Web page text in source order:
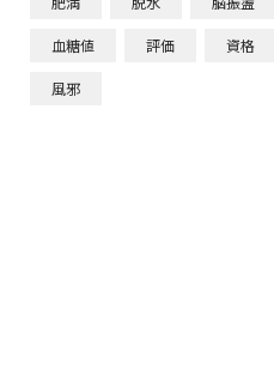
血糖値 評価 資格
風邪